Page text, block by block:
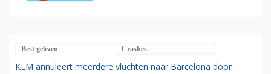
Best gelezen Crashes
KLM annuleert meerdere vluchten naar Barcelona door